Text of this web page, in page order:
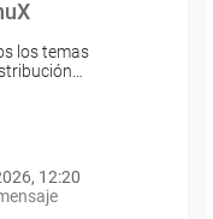
los temas
12:20